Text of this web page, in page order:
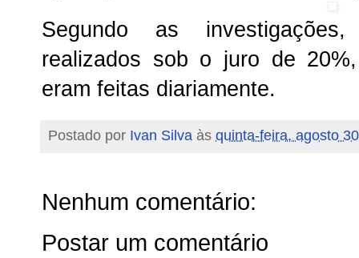
Segundo as
realizados sob o juro de
eram feitas diariamente.
Postado por Ivan Silva às quinta-feira, agosto
Nenhum comentário:
Postar um comentário